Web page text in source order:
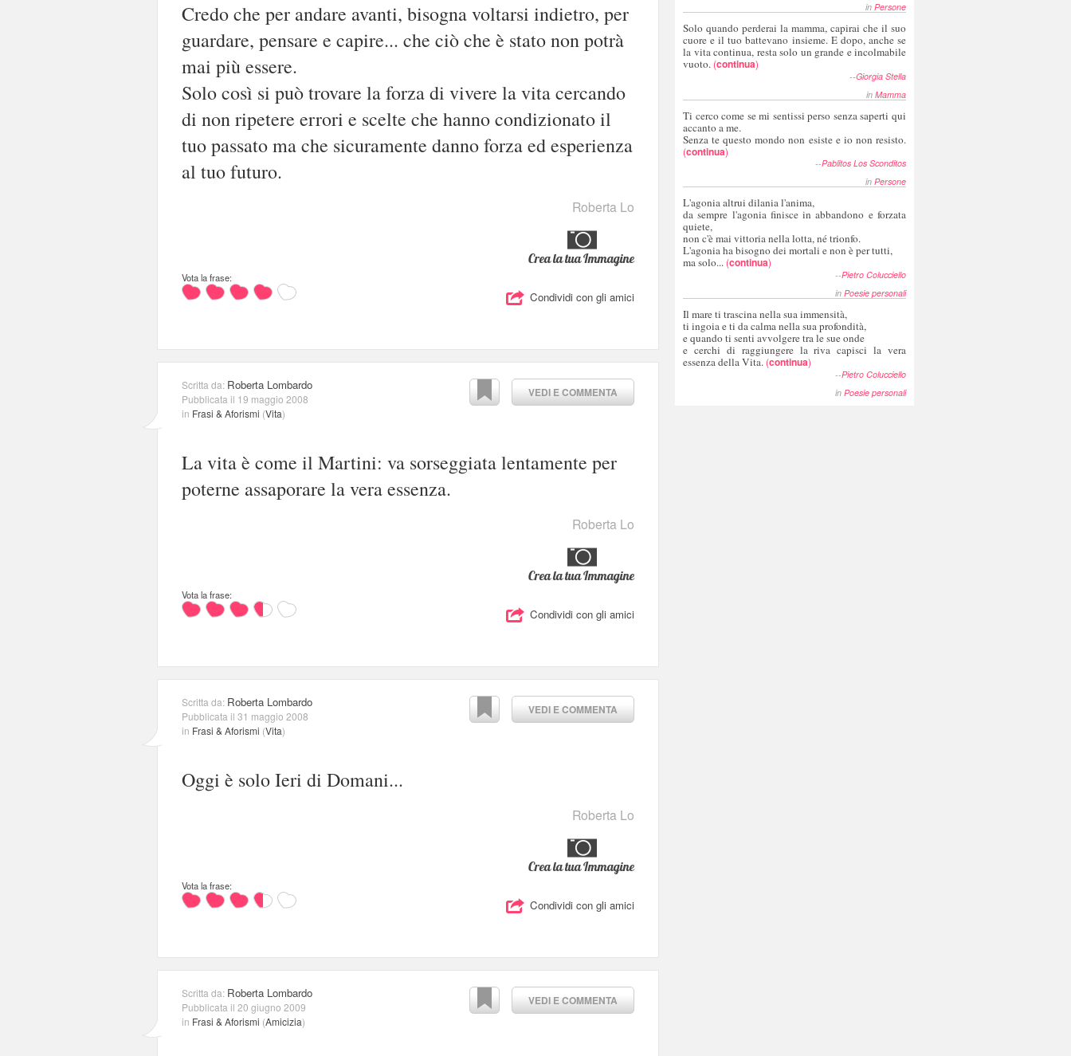
Credo che per andare avanti, bisogna voltarsi indietro, per
guardare, pensare e capire... che ciò che è stato non potrà
mai più essere.
Solo così si può trovare la forza di vivere la vita cercando
di non ripetere errori e scelte che hanno condizionato il
tuo passato ma che sicuramente danno forza ed esperienza
al tuo futuro.
Roberta Lo
Crea la tua Immagine
Vota la frase:
Condividi con gli amici
VEDI E COMMENTA
Scritta da: Roberta Lombardo
Pubblicata il 19 maggio 2008
in Frasi & Aforismi (Vita)
La vita è come il Martini: va sorseggiata lentamente per
poterne assaporare la vera essenza.
Roberta Lo
Crea la tua Immagine
Vota la frase:
Condividi con gli amici
VEDI E COMMENTA
Scritta da: Roberta Lombardo
Pubblicata il 31 maggio 2008
in Frasi & Aforismi (Vita)
Oggi è solo Ieri di Domani...
Roberta Lo
Crea la tua Immagine
Vota la frase:
Condividi con gli amici
VEDI E COMMENTA
Scritta da: Roberta Lombardo
Pubblicata il 20 giugno 2009
in Frasi & Aforismi (Amicizia)
in Persone
Solo quando perderai la mamma, capirai che il suo
cuore e il tuo battevano insieme. E dopo, anche se
la vita continua, resta solo un grande e incolmabile
vuoto. (continua)
--Giorgia Stella
in Mamma
Ti cerco come se mi sentissi perso senza saperti qui
accanto a me.
Senza te questo mondo non esiste e io non resisto.
(continua)
--Pablitos Los Sconditos
in Persone
L'agonia altrui dilania l'anima,
da sempre l'agonia finisce in abbandono e forzata
quiete,
non c'è mai vittoria nella lotta, né trionfo.
L'agonia ha bisogno dei mortali e non è per tutti,
ma solo... (continua)
--Pietro Colucciello
in Poesie personali
Il mare ti trascina nella sua immensità,
ti ingoia e ti da calma nella sua profondità,
e quando ti senti avvolgere tra le sue onde
e cerchi di raggiungere la riva capisci la vera
essenza della Vita. (continua)
--Pietro Colucciello
in Poesie personali